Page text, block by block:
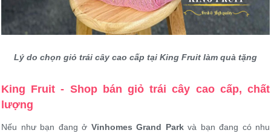
Lý do chọn giỏ trái cây cao cấp tại King Fruit làm quà tặng
King Fruit - Shop bán giỏ trái cây cao cấp, chất
lượng
Nếu như bạn đang ở Vinhomes Grand Parkvà bạn đang có nhu